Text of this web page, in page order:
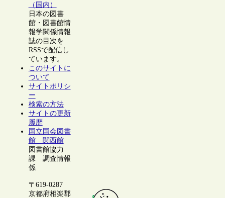
（国内）
日本の図書
館・図書館情
報学関係情報
誌の目次を
RSSで配信し
ています。
このサイトに
ついて
サイトポリシ
ー
検索の方法
サイトの更新
履歴
国立国会図書
館 関西館
図書館協力
課 調査情報
係
〒619-0287
京都府相楽郡